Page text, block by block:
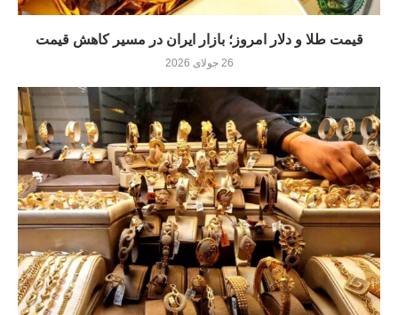
قیمت طلا و دلار امروز؛ بازار ایران در مسیر کاهش قیمت
26 جولای 2026